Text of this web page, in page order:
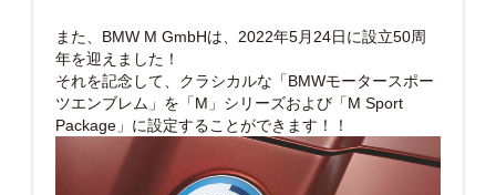
また、BMW M GmbHは、2022年5月24日に設立50‎‎周
年‎‎を迎えました！
それを記念して、クラシカルな「BMWモータースポー
ツエンブレム」を「M」シリーズおよび「M Sport
Package」に設定することができます！！